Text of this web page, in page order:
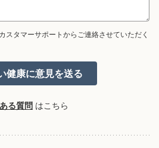
スタマーサポートからご連絡させていただく
る質問 はこちら